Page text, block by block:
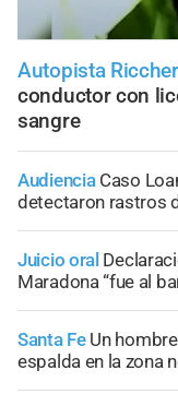
Autopista
conductor con
sangre
Audiencia Caso
detectaron rastros
Juicio oral
Maradona “fue al
Santa Fe Un
espalda en la zona